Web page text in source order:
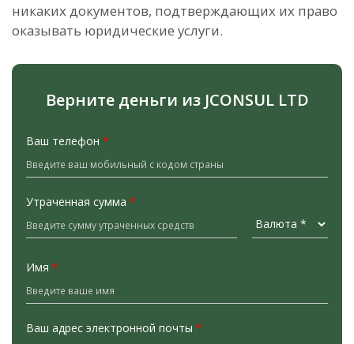
никаких документов, подтверждающих их право
оказывать юридические услуги.
Верните деньги из JCONSUL LTD
Ваш телефон *
Утраченная сумма *
Имя *
Ваш адрес электронной почты *